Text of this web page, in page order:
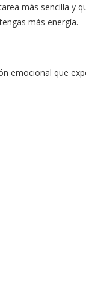
más sencilla y
más energía.
emocional que